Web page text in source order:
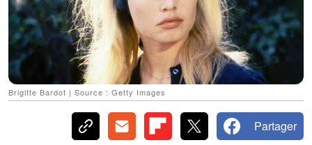
Brigitte Bardot | Source : Getty Images
Partager